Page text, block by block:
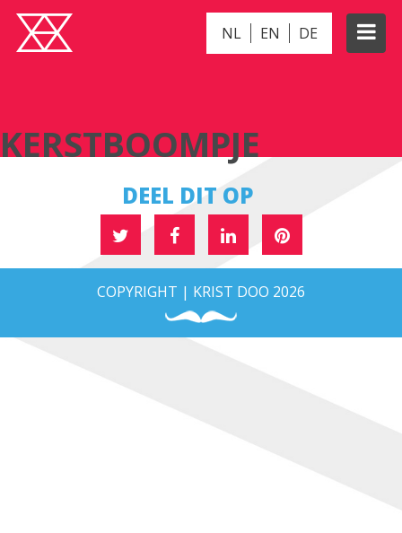
NL EN DE
KERSTBOOMPJE
DEEL DIT OP
COPYRIGHT | KRIST DOO 2026